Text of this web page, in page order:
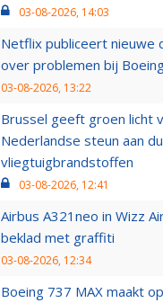
03-08-2026, 14:03
Netflix publiceert nieuwe
over problemen bij
03-08-2026, 13:22
Brussel geeft groen licht
Nederlandse steun aan
vliegtuigbrandstoffen
03-08-2026, 12:41
Airbus A321neo in Wizz
beklad met graffiti
03-08-2026, 12:34
Boeing 737 MAX maakt